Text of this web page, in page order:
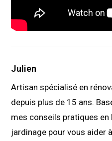
Julien
Artisan spécialisé en
depuis plus de 15 ans.
mes conseils pratiques
jardinage pour vous aider